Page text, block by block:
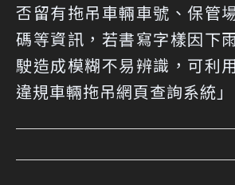
否留有拖吊車輛車號、保管
碼等資訊，若書寫字樣因下
駛造成模糊不易辨識，可利
違規車輛拖吊網頁查詢系統」